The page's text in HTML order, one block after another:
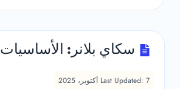
سكاي بلانر: الأساسيات
Last Updated: 7 أكتوبر، 2025